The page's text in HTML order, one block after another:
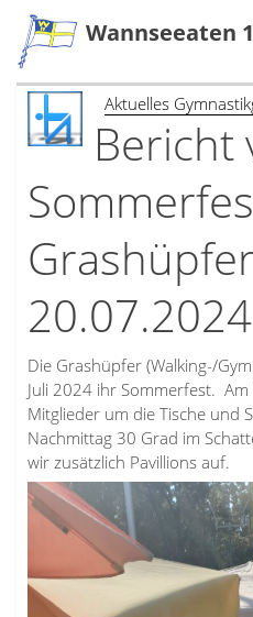
Zum
Inhalt
Wannseeaten
Aktuelles
Bericht
20.07.2024
Die Grashüpfer (Walking-/
Juli 2024 ihr Sommerfest.
Mitglieder um die Tische und
Nachmittag 30 Grad im
wir zusätzlich Pavillions auf.